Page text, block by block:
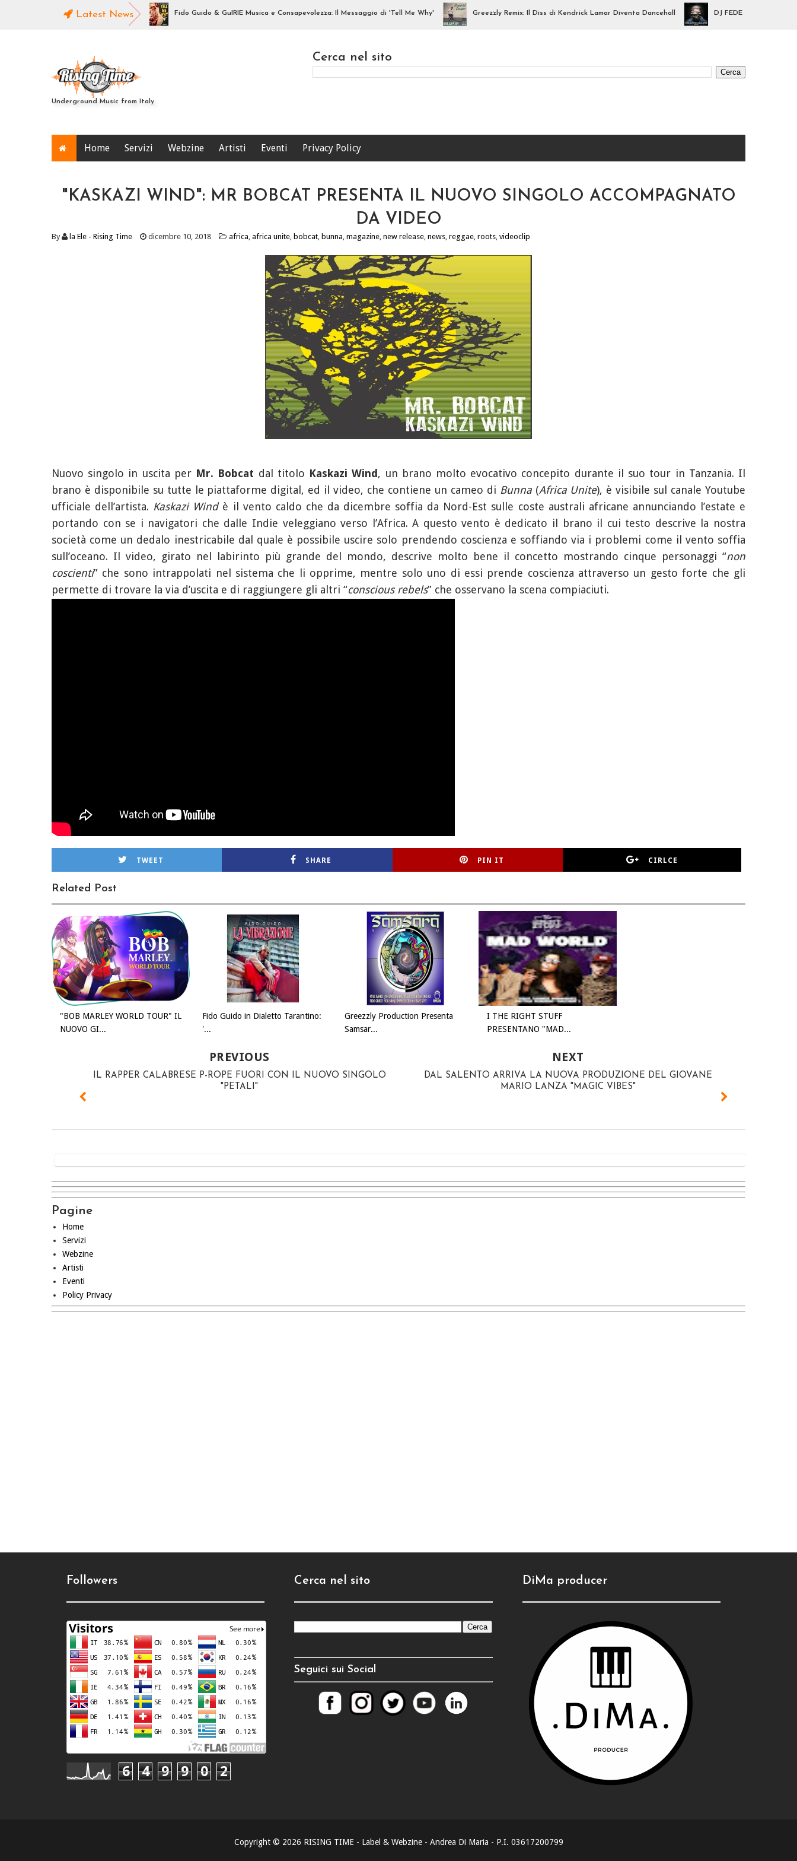
Latest News
joint album di Killacat & Attila Fido Guido & GuIRIE Musica e Consapevolezza: Il Messaggio di 'Tell Me Why' Greezzly Remix: Il Diss di Kendrick Lamar Diventa Dancehall DJ FEDE & MAURY B
Underground Music from Italy
Cerca nel sito
Home Servizi Webzine Artisti Eventi Privacy Policy
"KASKAZI WIND": MR BOBCAT PRESENTA IL NUOVO SINGOLO ACCOMPAGNATO
DA VIDEO
By la Ele - Rising Time dicembre 10, 2018 africa, africa unite, bobcat, bunna, magazine, new release, news, reggae, roots, videoclip
Nuovo singolo in uscita per Mr. Bobcat dal titolo Kaskazi Wind , un brano molto evocativo concepito durante il suo tour in Tanzania. Il
brano è disponibile su tutte le piattaforme digital, ed il video, che contiene un cameo di Bunna(Africa Unite), è visibile sul canale Youtube
ufficiale dell’artista. Kaskazi Windè il vento caldo che da dicembre soffia da Nord-Est sulle coste australi africane annunciando l’estate e
portando con se i navigatori che dalle Indie veleggiano verso l’Africa. A questo vento è dedicato il brano il cui testo descrive la nostra
società come un dedalo inestricabile dal quale è possibile uscire solo prendendo coscienza e soffiando via i problemi come il vento soffia
sull’oceano. Il video, girato nel labirinto più grande del mondo, descrive molto bene il concetto mostrando cinque personaggi “non
coscienti” che sono intrappolati nel sistema che li opprime, mentre solo uno di essi prende coscienza attraverso un gesto forte che gli
permette di trovare la via d’uscita e di raggiungere gli altri “conscious rebels” che osservano la scena compiaciuti.
TWEET SHARE PIN IT CIRLCE
Related Post
"BOB MARLEY WORLD TOUR" IL
NUOVO GI...
Fido Guido in Dialetto Tarantino:
'...
Greezzly Production Presenta
Samsar...
I THE RIGHT STUFF
PRESENTANO "MAD...
NEXT
DAL SALENTO ARRIVA LA NUOVA PRODUZIONE DEL GIOVANE
MARIO LANZA "MAGIC VIBES"
PREVIOUS
IL RAPPER CALABRESE P-ROPE FUORI CON IL NUOVO SINGOLO
"PETALI"
Pagine
Home
Servizi
Webzine
Artisti
Eventi
Policy Privacy
Followers
6 4 9 9 0 2
Cerca nel sito
Seguici sui Social
DiMa producer
Copyright © 2026 RISING TIME - Label & Webzine - Andrea Di Maria - P.I. 03617200799